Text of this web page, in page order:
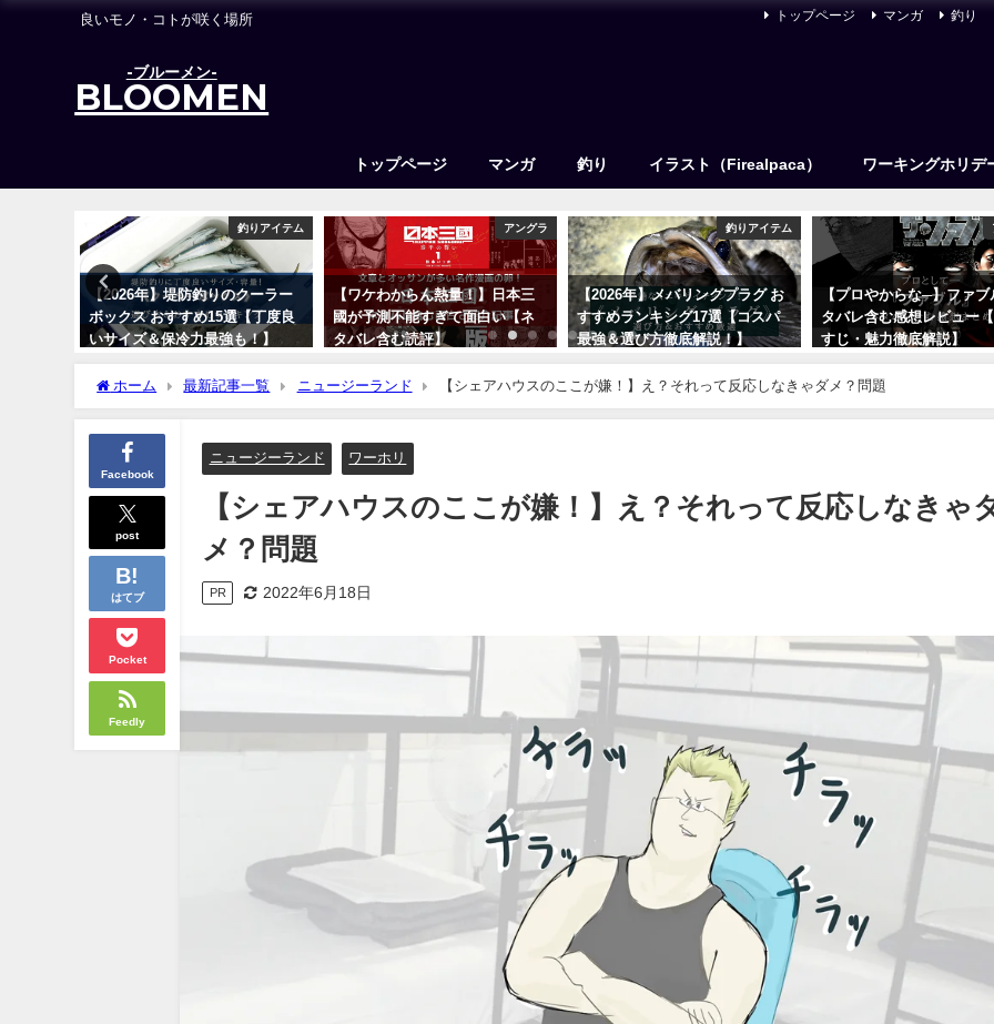
良いモノ・コトが咲く場所 トップページ マンガ 釣り
-ブルーメン-
BLOOMEN
トップページ マンガ 釣り イラスト（Firealpaca） ワーキングホリデ
釣りアイテム
【2026年】堤防釣りのクーラー
ボックス おすすめ15選【丁度良
いサイズ＆保冷力最強も！】
アングラ
【ワケわからん熱量！】日本三
國が予測不能すぎて面白い【ネ
タバレ含む読評】
釣りアイテム
【2026年】メバリングプラグ お
すすめランキング17選【コスパ
最強＆選び方徹底解説！】
【プロやからな─】ファブ
タバレ含む感想レビュー
すじ・魅力徹底解説】
ホーム 最新記事一覧 ニュージーランド 【シェアハウスのここが嫌！】え？それって反応しなきゃダメ？問題
Facebook
post
はてブ
Pocket
Feedly
ニュージーランド ワーホリ
【シェアハウスのここが嫌！】え？それって反応しなきゃ
メ？問題
PR 2022年6月18日